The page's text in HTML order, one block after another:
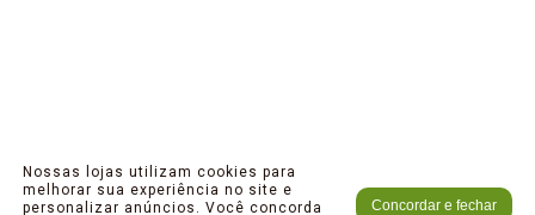
Nossas lojas utilizam cookies para
melhorar sua experiência no site e
personalizar anúncios. Você concorda
Concordar e fechar